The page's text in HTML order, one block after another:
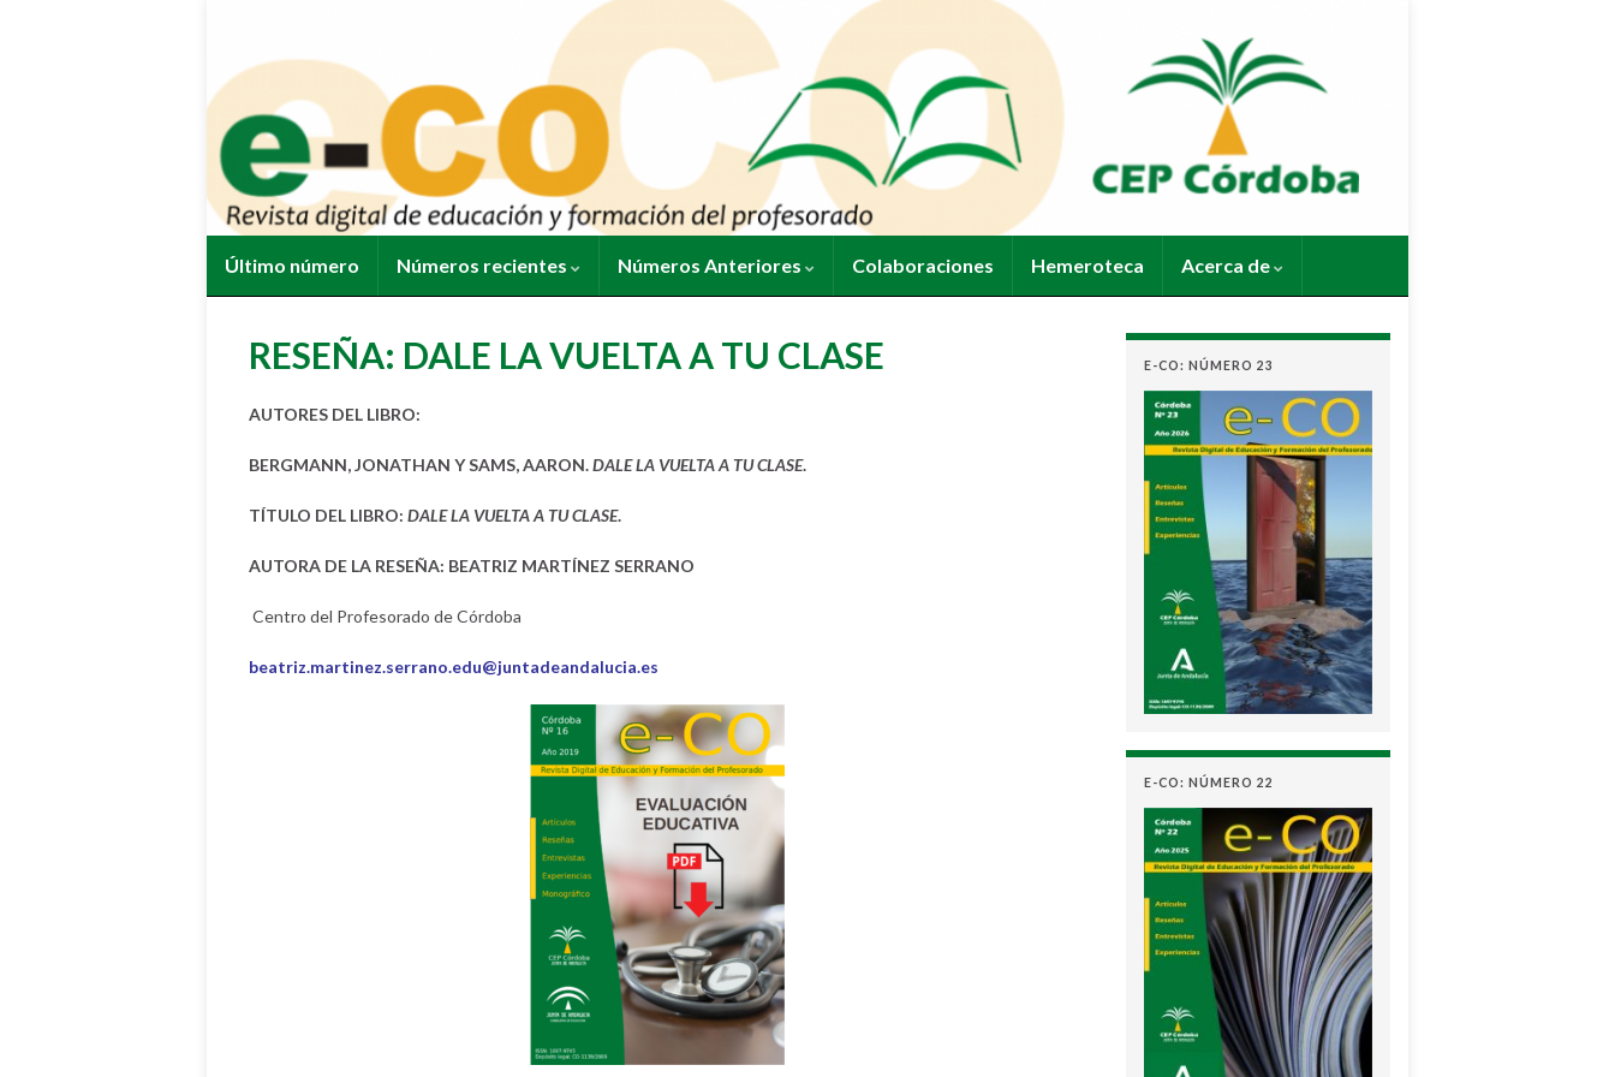
Último número Números recientes Números Anteriores Colaboraciones Hemeroteca Acerca de
RESEÑA: DALE LA VUELTA A TU CLASE
AUTORES DEL LIBRO:
BERGMANN, JONATHAN Y SAMS, AARON.DALE LA VUELTA A TU CLASE.
TÍTULO DEL LIBRO: DALE LA VUELTA A TU CLASE.
AUTORA DE LA RESEÑA: BEATRIZ MARTÍNEZ SERRANO
Centro del Profesorado de Córdoba
beatriz.martinez.serrano.edu@juntadeandalucia.es
E-CO: NÚMERO 23
E-CO: NÚMERO 22